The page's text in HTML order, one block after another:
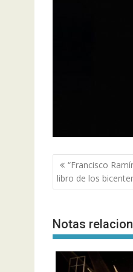
Navegación
de
entradas
“Francisco
libro de los
Notas